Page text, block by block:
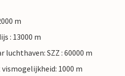
m
: 13000 m
luchthaven: SZZ : 60000 m
1000 m